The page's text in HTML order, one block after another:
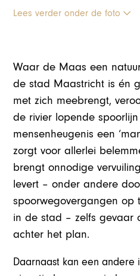
Lees verder onder de foto
Waar de Maas een
de stad Maastricht is én
met zich meebrengt,
de rivier lopende
mensenheugenis een
zorgt voor allerlei
brengt onnodige
levert – onder andere
spoorwegovergangen op
in de stad – zelfs gevaar
achter het plan.
Daarnaast kan een andere